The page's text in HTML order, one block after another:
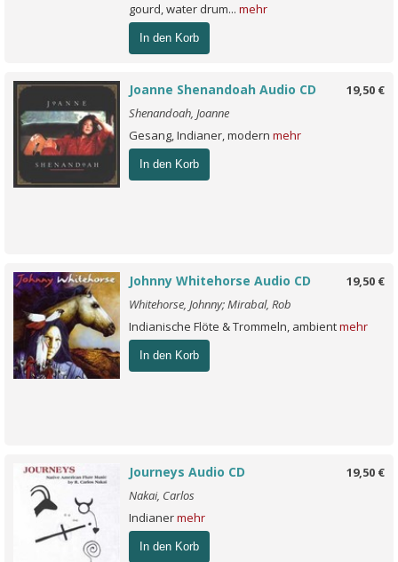
gourd, water drum... mehr
In den Korb
19,50 €
Joanne Shenandoah Audio CD
Shenandoah, Joanne
Gesang, Indianer, modern mehr
In den Korb
19,50 €
Johnny Whitehorse Audio CD
Whitehorse, Johnny; Mirabal, Rob
Indianische Flöte & Trommeln, ambientmehr
In den Korb
19,50 €
Journeys Audio CD
Nakai, Carlos
Indianermehr
In den Korb